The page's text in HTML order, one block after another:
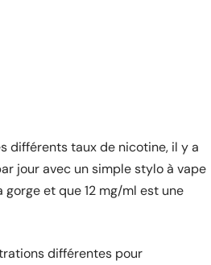
différents taux de nicotine, il y a
jour avec un simple stylo à vape
et que 12 mg/ml est une
différentes pour